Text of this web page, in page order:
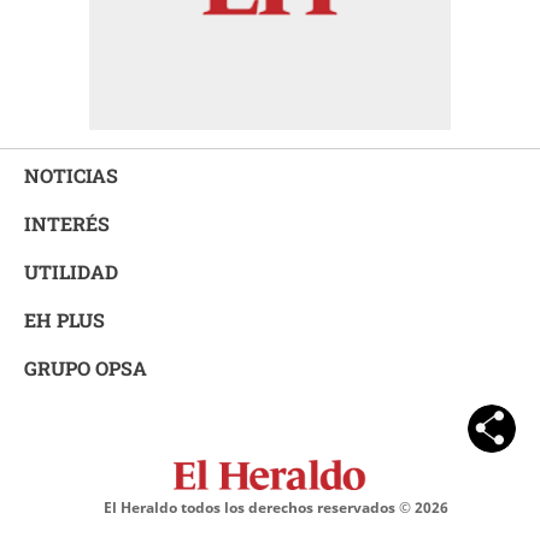
NOTICIAS
INTERÉS
UTILIDAD
EH PLUS
GRUPO OPSA
El Heraldo todos los derechos reservados ©2026